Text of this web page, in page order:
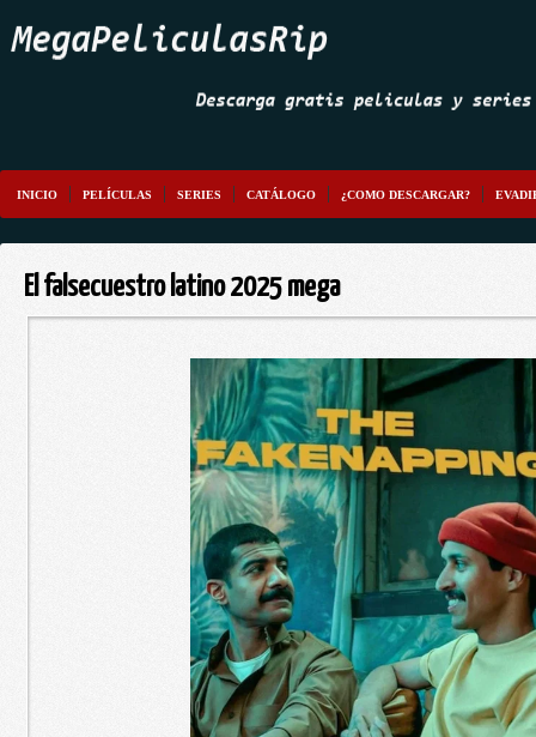
INICIO PELÍCULAS SERIES CATÁLOGO ¿COMO DESCARGAR?
El falsecuestro latino 2025 mega